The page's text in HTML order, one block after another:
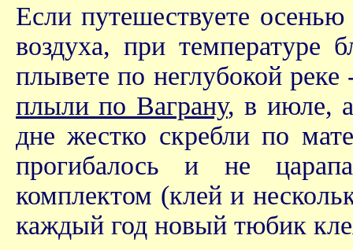
Если путешествуете
воздуха, при температуре
плывете по неглубокой
плыли по Ваграну, в июле,
дне жестко скребли по
прогибалось и не
комплектом (клей и
каждый год новый тюбик